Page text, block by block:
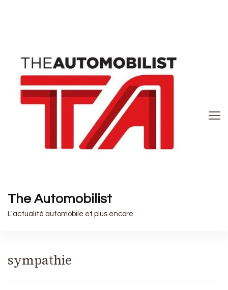
The Automobilist
L'actualité automobile et plus encore
sympathie